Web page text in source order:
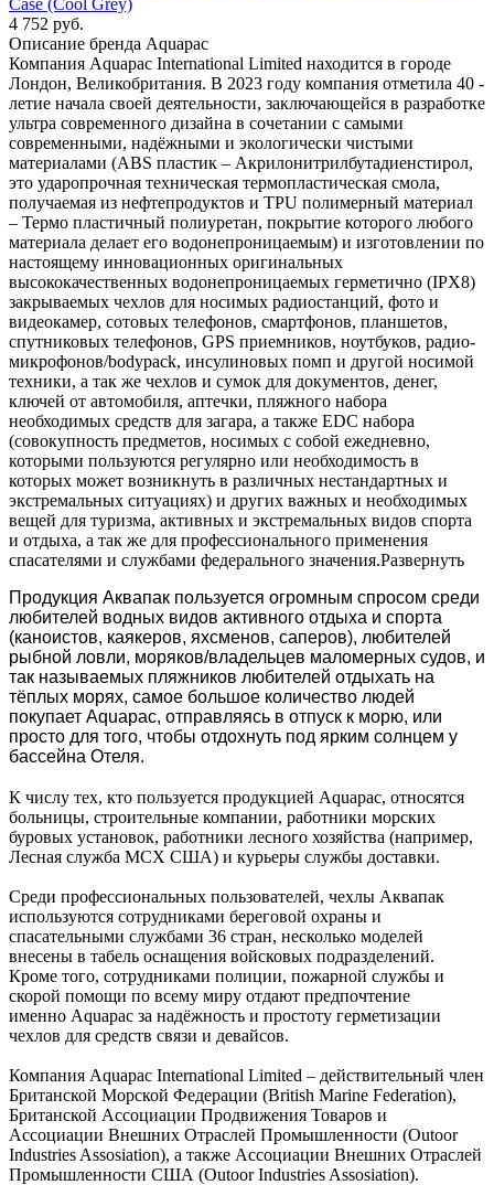
4 752 руб.
Описание бренда Aquapac
Компания Aquapac International Limited находится в городе
Лондон, Великобритания. В 2023 году компания отметила 40 -
летие начала своей деятельности, заключающейся в разработке
ультра современного дизайна в сочетании с самыми
современными, надёжными и экологически чистыми
материалами (ABS пластик – Акрилонитрилбутадиенстирол,
это ударопрочная техническая термопластическая смола,
получаемая из нефтепродуктов и TPU полимерный материал
– Термо пластичный полиуретан, покрытие которого любого
материала делает его водонепроницаемым) и изготовлении по
настоящему инновационных оригинальных
высококачественных водонепроницаемых герметично (IPX8)
закрываемых чехлов для носимых радиостанций, фото и
видеокамер, сотовых телефонов, смартфонов, планшетов,
спутниковых телефонов, GPS приемников, ноутбуков, радио-
микрофонов/bodypack, инсулиновых помп и другой носимой
техники, а так же чехлов и сумок для документов, денег,
ключей от автомобиля, аптечки, пляжного набора
необходимых средств для загара, а также EDC набора
(совокупность предметов, носимых с собой ежедневно,
которыми пользуются регулярно или необходимость в
которых может возникнуть в различных нестандартных и
экстремальных ситуациях) и других важных и необходимых
вещей для туризма, активных и экстремальных видов спорта
и отдыха, а так же для профессионального применения
спасателями и службами федерального значения.Развернуть
Продукция Аквапак пользуется огромным спросом среди
любителей водных видов активного отдыха и спорта
(каноистов, каякеров, яхсменов, саперов), любителей
рыбной ловли, моряков/владельцев маломерных судов, и
так называемых пляжников любителей отдыхать на
тёплых морях, самое большое количество людей
покупает Aquapac, отправляясь в отпуск к морю, или
просто для того, чтобы отдохнуть под ярким солнцем у
бассейна Отеля.
К числу тех, кто пользуется продукцией Aquapac, относятся
больницы, строительные компании, работники морских
буровых установок, работники лесного хозяйства (например,
Лесная служба МСХ США) и курьеры службы доставки.
Среди профессиональных пользователей, чехлы Аквапак
используются сотрудниками береговой охраны и
спасательными службами 36 стран, несколько моделей
внесены в табель оснащения войсковых подразделений.
Кроме того, сотрудниками полиции, пожарной службы и
скорой помощи по всему миру отдают предпочтение
именно Aquapac за надёжность и простоту герметизации
чехлов для средств связи и девайсов.
Компания Aquapac International Limited – действительный член
Британской Морской Федерации (British Marine Federation),
Британской Ассоциации Продвижения Товаров и
Ассоциации Внешних Отраслей Промышленности (Outoor
Industries Assosiation), а также Ассоциации Внешних Отраслей
Промышленности США (Outoor Industries Assosiation).